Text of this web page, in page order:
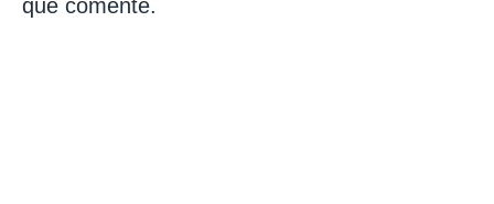
que comente.